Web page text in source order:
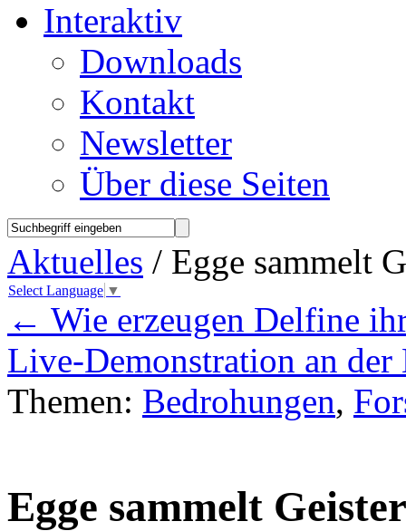
Interaktiv
Downloads
Kontakt
Newsletter
Über diese Seiten
Aktuelles / Egge sammelt
Select Language ▼
← Wie erzeugen Delfine
Live-Demonstration an
Themen: Bedrohungen,
Egge sammelt